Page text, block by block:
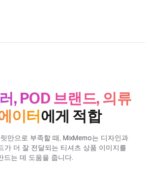
, POD 브랜드, 의류
이터에게 적합
만으로 부족할 때, MixMemo는 디자인과
가 더 잘 전달되는 티셔츠 상품 이미지를
드는 데 도움을 줍니다.